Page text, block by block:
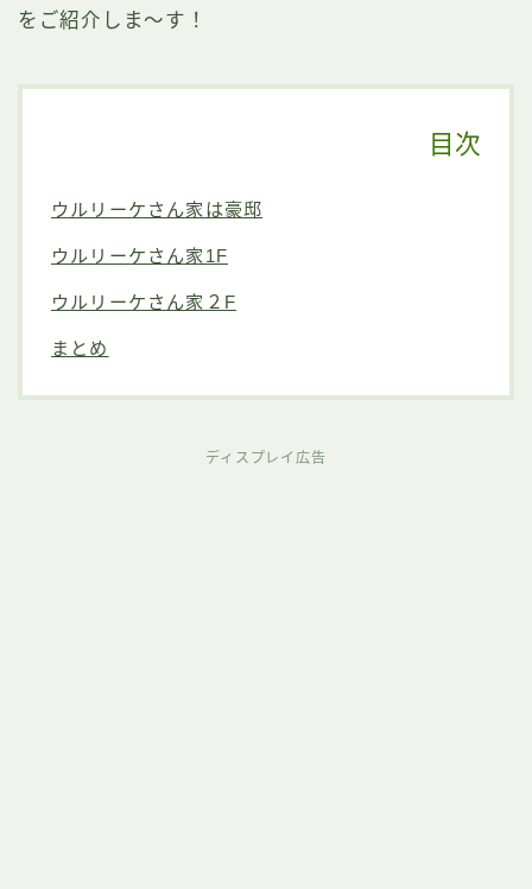
をご紹介しま～す！
目次
ウルリーケさん家は豪邸
ウルリーケさん家1F
ウルリーケさん家２F
まとめ
ディスプレイ広告